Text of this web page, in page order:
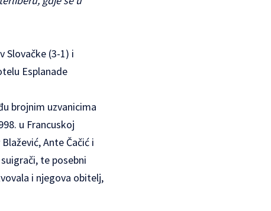
Slovačke (3-1) i
Esplanade
brojnim uzvanicima
u Francuskoj
Ante Čačić i
te posebni
i njegova obitelj,